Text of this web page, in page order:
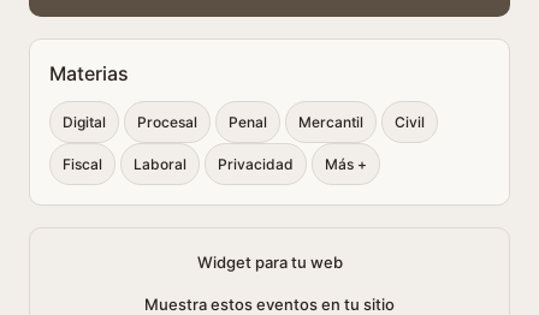
Materias
Digital Procesal Penal Mercantil Civil
Fiscal Laboral Privacidad Más +
Widget para tu web
Muestra estos eventos en tu sitio